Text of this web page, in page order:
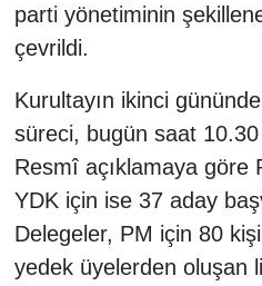
parti yönetiminin
çevrildi.
Kurultayın ikinci
süreci, bugün saat 10.30
Resmî açıklamaya göre
YDK için ise 37 aday
Delegeler, PM için 80
yedek üyelerden oluşan